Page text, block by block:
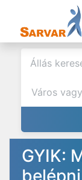
GYIK: